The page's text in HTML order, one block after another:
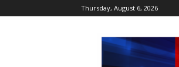
Thursday, August 6, 2026